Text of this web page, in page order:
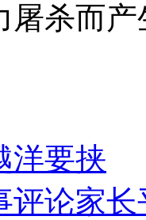
屠杀而
洋要挟
论家长